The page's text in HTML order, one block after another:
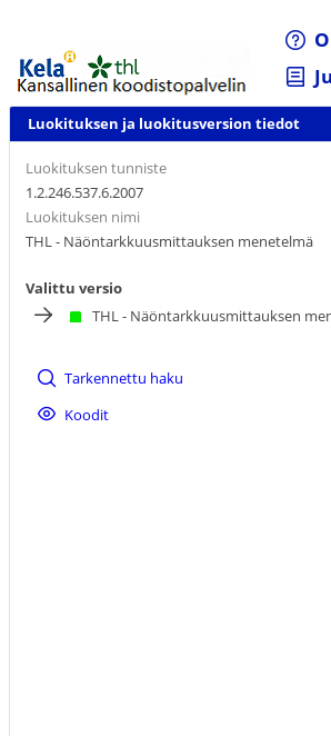
Luokituksen ja luokitusversion tiedot
Luokituksen tunniste
1.2.246.537.6.2007
Luokituksen nimi
THL - Näöntarkkuusmittauksen menetelmä
Valittu versio
THL - Näöntarkkuusmittauksen
Tarkennettu haku
Koodit